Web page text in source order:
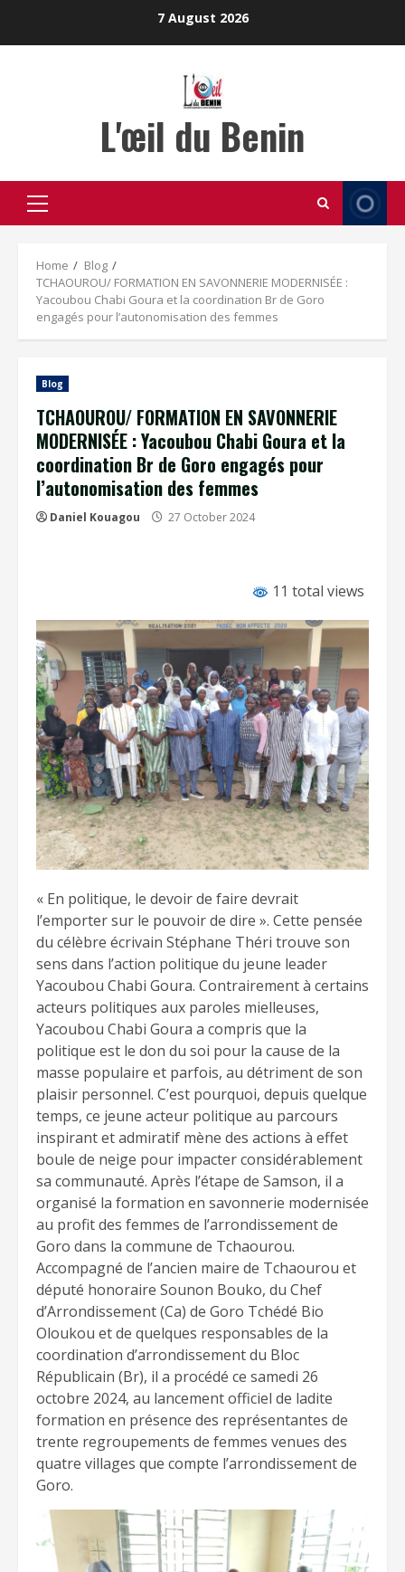
7 August 2026
L'œil du Benin
Primary
Menu
Home
Blog
TCHAOUROU/ FORMATION EN SAVONNERIE MODERNISÉE :
Yacoubou Chabi Goura et la coordination Br de Goro
engagés pour l’autonomisation des femmes
Blog
TCHAOUROU/ FORMATION EN SAVONNERIE
MODERNISÉE : Yacoubou Chabi Goura et la
coordination Br de Goro engagés pour
l’autonomisation des femmes
Daniel Kouagou 27 October 2024
11 total views
« En politique, le devoir de faire devrait
l’emporter sur le pouvoir de dire ». Cette pensée
du célèbre écrivain Stéphane Théri trouve son
sens dans l’action politique du jeune leader
Yacoubou Chabi Goura. Contrairement à certains
acteurs politiques aux paroles mielleuses,
Yacoubou Chabi Goura a compris que la
politique est le don du soi pour la cause de la
masse populaire et parfois, au détriment de son
plaisir personnel. C’est pourquoi, depuis quelque
temps, ce jeune acteur politique au parcours
inspirant et admiratif mène des actions à effet
boule de neige pour impacter considérablement
sa communauté. Après l’étape de Samson, il a
organisé la formation en savonnerie modernisée
au profit des femmes de l’arrondissement de
Goro dans la commune de Tchaourou.
Accompagné de l’ancien maire de Tchaourou et
député honoraire Sounon Bouko, du Chef
d’Arrondissement (Ca) de Goro Tchédé Bio
Oloukou et de quelques responsables de la
coordination d’arrondissement du Bloc
Républicain (Br), il a procédé ce samedi 26
octobre 2024, au lancement officiel de ladite
formation en présence des représentantes de
trente regroupements de femmes venues des
quatre villages que compte l’arrondissement de
Goro.